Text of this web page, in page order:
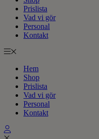
Prislista
Vad vi gör
Personal
Kontakt
Hem
Shop
Prislista
Vad vi gör
Personal
Kontakt